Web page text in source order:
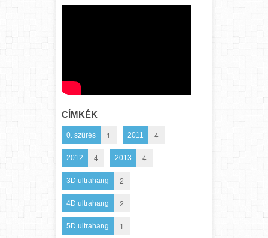
CÍMKÉK
0. szűrés 1 2011 4
2012 4 2013 4
3D ultrahang 2
4D ultrahang 2
5D ultrahang 1